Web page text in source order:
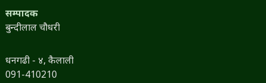
सम्पादक
बुन्दीलाल चौधरी
धनगढी - ४, कैलाली
091-410210